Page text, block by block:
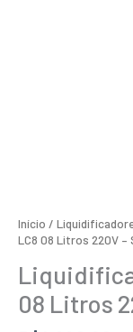
Início /
LC8 08 Litros 220V –
08 Litros